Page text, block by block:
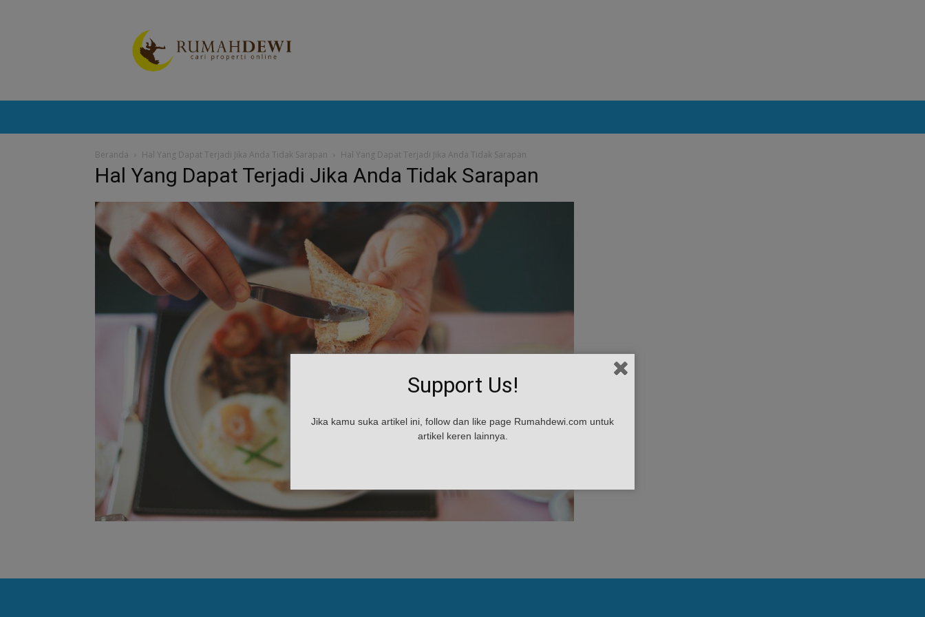
Berita
Properti
Terkini
Beranda Hal Yang Dapat Terjadi Jika Anda Tidak Sarapan Hal Yang Dapat Terjadi Jika Anda Tidak Sarapan
Hal Yang Dapat Terjadi Jika Anda Tidak Sarapan
Support Us!
Jika kamu suka artikel ini, follow dan like page Rumahdewi.com untuk
artikel keren lainnya.